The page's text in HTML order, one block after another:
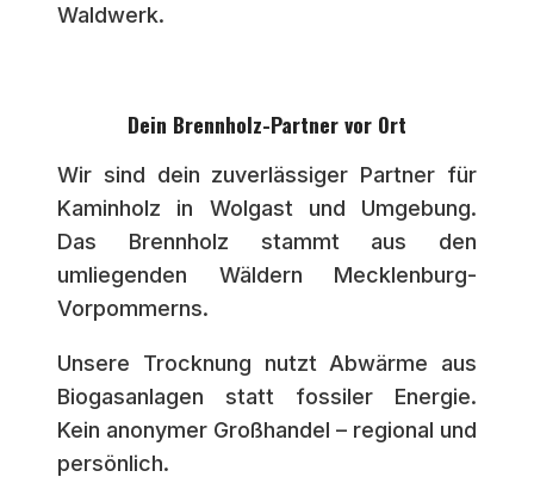
Waldwerk.
Dein Brennholz-Partner vor Ort
Wir sind dein zuverlässiger Partner für
Kaminholz in Wolgast und Umgebung.
Das Brennholz stammt aus den
umliegenden Wäldern Mecklenburg-
Vorpommerns.
Unsere Trocknung nutzt Abwärme aus
Biogasanlagen statt fossiler Energie.
Kein anonymer Großhandel – regional und
persönlich.